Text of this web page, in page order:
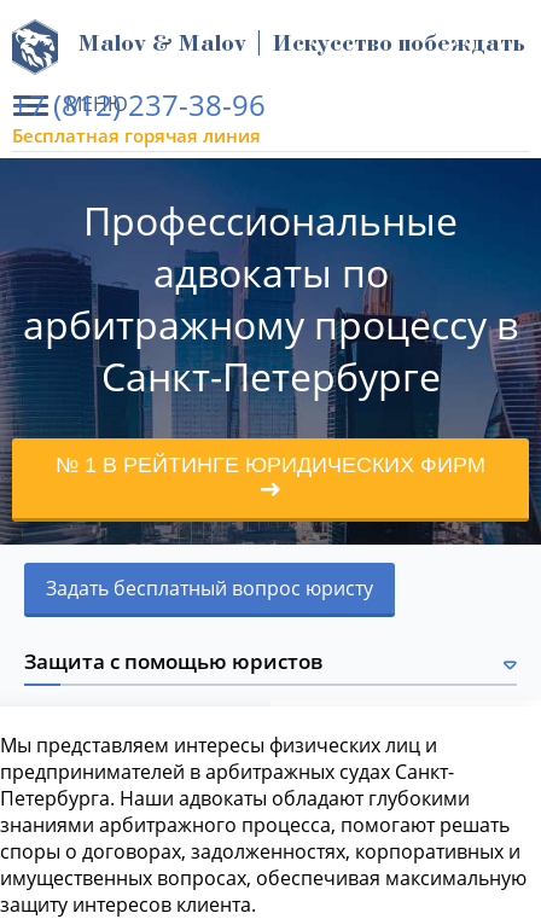
МЕНЮ
Malov & Malov | Искусство побеждать
+7 (812) 237-38-96
Бесплатная горячая линия
Профессиональные
адвокаты по
арбитражному процессу в
Санкт-Петербурге
№ 1 В РЕЙТИНГЕ ЮРИДИЧЕСКИХ ФИРМ
Задать бесплатный вопрос юристу
Защита с помощью юристов
Мы представляем интересы физических лиц и
предпринимателей в арбитражных судах Санкт-
Петербурга. Наши адвокаты обладают глубокими
знаниями арбитражного процесса, помогают решать
споры о договорах, задолженностях, корпоративных и
имущественных вопросах, обеспечивая максимальную
защиту интересов клиента.